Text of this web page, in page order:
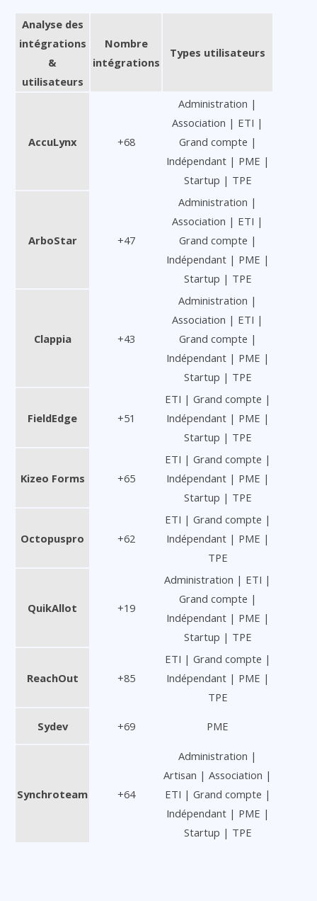
Analyse des
intégrations
&
utilisateurs
Nombre
intégrations
Types utilisateurs
AccuLynx +68
Administration |
Association | ETI |
Grand compte |
Indépendant | PME |
Startup | TPE
ArboStar +47
Administration |
Association | ETI |
Grand compte |
Indépendant | PME |
Startup | TPE
Clappia +43
Administration |
Association | ETI |
Grand compte |
Indépendant | PME |
Startup | TPE
FieldEdge +51
ETI | Grand compte |
Indépendant | PME |
Startup | TPE
Kizeo Forms +65
ETI | Grand compte |
Indépendant | PME |
Startup | TPE
Octopuspro +62
ETI | Grand compte |
Indépendant | PME |
TPE
QuikAllot +19
Administration | ETI |
Grand compte |
Indépendant | PME |
Startup | TPE
ReachOut +85
ETI | Grand compte |
Indépendant | PME |
TPE
Sydev +69 PME
Synchroteam +64
Administration |
Artisan | Association |
ETI | Grand compte |
Indépendant | PME |
Startup | TPE